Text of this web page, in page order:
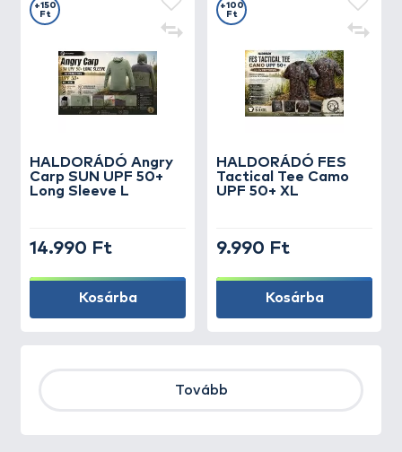
HALDORÁDÓ Angry
Carp SUN UPF 50+
Long Sleeve L
+150
Ft
14.990 Ft
Kosárba
HALDORÁDÓ FES
Tactical Tee Camo
UPF 50+ XL
+100
Ft
9.990 Ft
Kosárba
Tovább